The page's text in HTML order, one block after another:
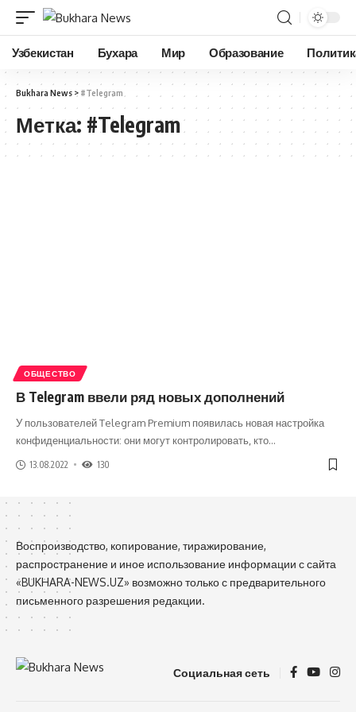
Узбекистан Бухара Мир Образование
Bukhara News > #Telegram
Метка: #Telegram
ОБЩЕСТВО
В Telegram ввели ряд новых дополнений
У пользователей Telegram Premium появилась новая настройка
конфиденциальности: они могут контролировать, кто…
13.08.2022 130
Воспроизводство, копирование, тиражирование,
распространение и иное использование информации с сайта
«BUKHARA-NEWS.UZ» возможно только с предварительного
письменного разрешения редакции.
Социальная сеть